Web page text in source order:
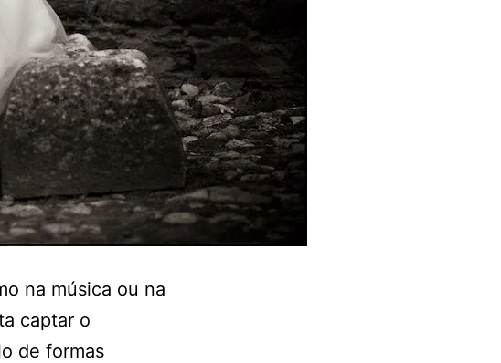
na música ou na
captar o
de formas